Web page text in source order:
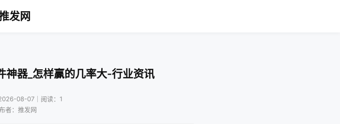
发网
神器_怎样赢的几率大-行业资讯
08-07｜阅读：1
者：推发网